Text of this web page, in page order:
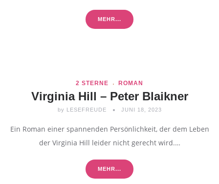
MEHR...
2 STERNE ROMAN
Virginia Hill – Peter Blaikner
by LESEFREUDE JUNI 18, 2023
Ein Roman einer spannenden Persönlichkeit, der dem Leben
der Virginia Hill leider nicht gerecht wird.…
MEHR...